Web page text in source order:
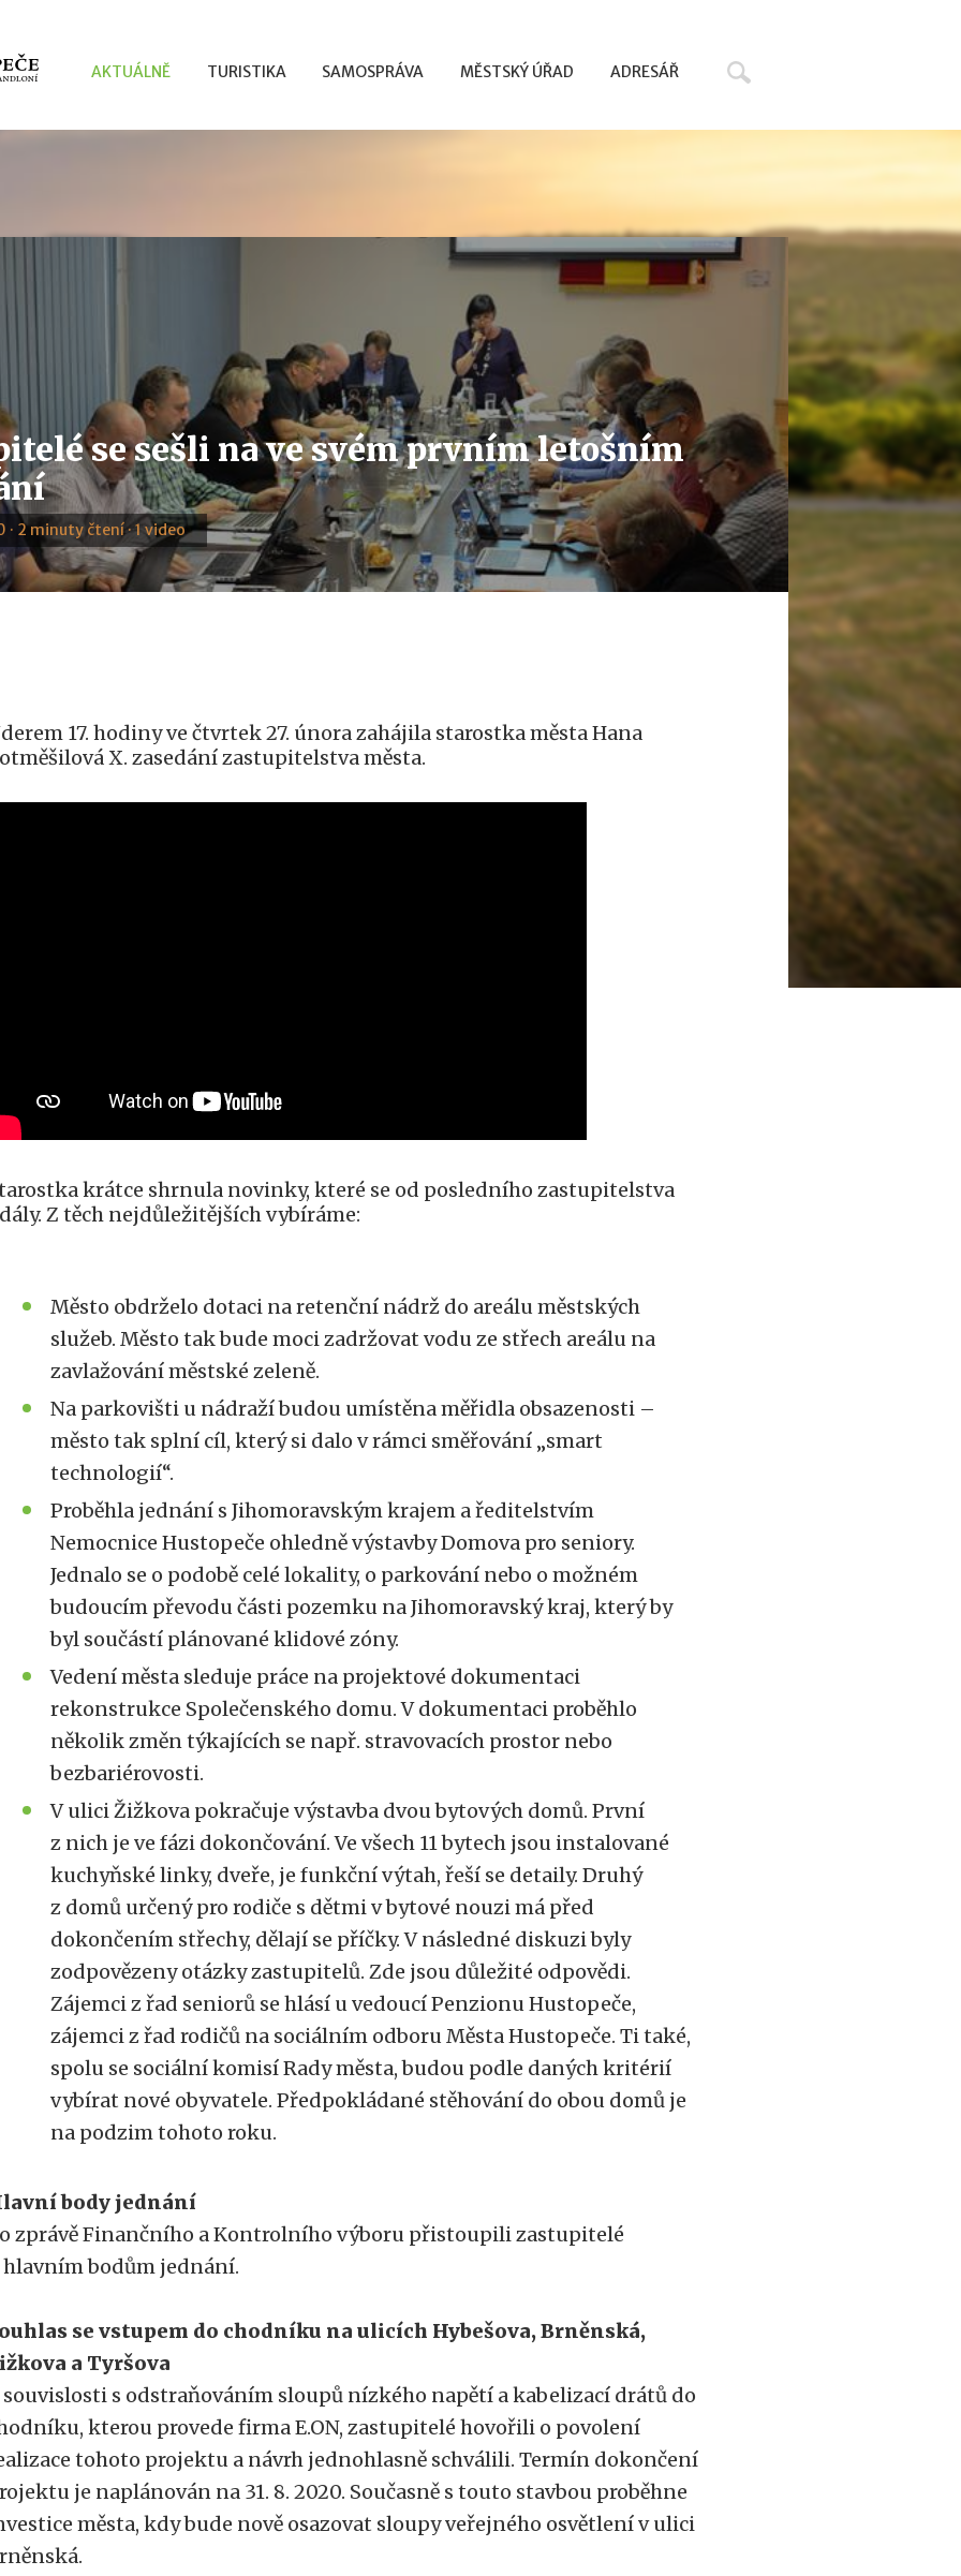
AKTUÁLNĚ TURISTIKA SAMOSPRÁVA MĚSTSKÝ ÚŘAD ADRESÁŘ
se sešli na ve svém prvním letošním
· 2 minuty čtení · 1 video
17. hodiny ve čtvrtek 27. února zahájila starostka města Hana
X. zasedání zastupitelstva města.
krátce shrnula novinky, které se od posledního zastupitelstva
Z těch nejdůležitějších vybíráme:
Město obdrželo dotaci na retenční nádrž do areálu městských
služeb. Město tak bude moci zadržovat vodu ze střech areálu na
zavlažování městské zeleně.
Na parkovišti u nádraží budou umístěna měřidla obsazenosti –
město tak splní cíl, který si dalo v rámci směřování „smart
technologií“.
Proběhla jednání s Jihomoravským krajem a ředitelstvím
Nemocnice Hustopeče ohledně výstavby Domova pro seniory.
Jednalo se o podobě celé lokality, o parkování nebo o možném
budoucím převodu části pozemku na Jihomoravský kraj, který by
byl součástí plánované klidové zóny.
Vedení města sleduje práce na projektové dokumentaci
rekonstrukce Společenského domu. V dokumentaci proběhlo
několik změn týkajících se např. stravovacích prostor nebo
bezbariérovosti.
V ulici Žižkova pokračuje výstavba dvou bytových domů. První
z nich je ve fázi dokončování. Ve všech 11 bytech jsou instalované
kuchyňské linky, dveře, je funkční výtah, řeší se detaily. Druhý
z domů určený pro rodiče s dětmi v bytové nouzi má před
dokončením střechy, dělají se příčky. V následné diskuzi byly
zodpovězeny otázky zastupitelů. Zde jsou důležité odpovědi.
Zájemci z řad seniorů se hlásí u vedoucí Penzionu Hustopeče,
zájemci z řad rodičů na sociálním odboru Města Hustopeče. Ti také,
spolu se sociální komisí Rady města, budou podle daných kritérií
vybírat nové obyvatele. Předpokládané stěhování do obou domů je
na podzim tohoto roku.
body jednání
zprávě Finančního a Kontrolního výboru přistoupili zastupitelé
bodům jednání.
se vstupem do chodníku na ulicích Hybešova, Brněnská,
a Tyršova
souvislosti s odstraňováním sloupů nízkého napětí a kabelizací drátů do
kterou provede firma E.ON, zastupitelé hovořili o povolení
tohoto projektu a návrh jednohlasně schválili. Termín dokončení
je naplánován na 31. 8. 2020. Současně s touto stavbou proběhne
města, kdy bude nově osazovat sloupy veřejného osvětlení v ulici